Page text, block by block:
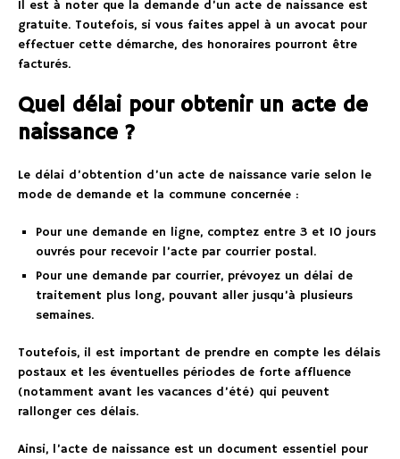
Il est à noter que la demande d’un acte de naissance est
gratuite. Toutefois, si vous faites appel à un avocat pour
effectuer cette démarche, des honoraires pourront être
facturés.
Quel délai pour obtenir un acte de
naissance ?
Le délai d’obtention d’un acte de naissance varie selon le
mode de demande et la commune concernée :
Pour une demande en ligne, comptez entre 3 et 10 jours
ouvrés pour recevoir l’acte par courrier postal.
Pour une demande par courrier, prévoyez un délai de
traitement plus long, pouvant aller jusqu’à plusieurs
semaines.
Toutefois, il est important de prendre en compte les délais
postaux et les éventuelles périodes de forte affluence
(notamment avant les vacances d’été) qui peuvent
rallonger ces délais.
Ainsi, l’acte de naissance est un document essentiel pour